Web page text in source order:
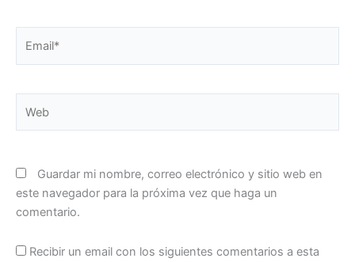
Guardar mi nombre, correo electrónico y sitio web en
este navegador para la próxima vez que haga un
comentario.
Recibir un email con los siguientes comentarios a esta